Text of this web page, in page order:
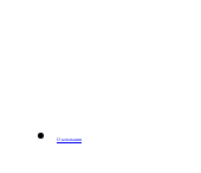
О компании